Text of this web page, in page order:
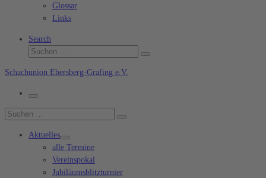
Glossar
Links
Search
Suche
Suchen …
Schachunion Ebersberg-Grafing e.V.
Menü
Suche
Suchen …
Aktuelles
alle Termine
Vereinspokal
Jubiläumsblitzturnier